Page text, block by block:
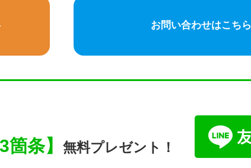
お問い合わせはこちら
条】 無料プレゼント！